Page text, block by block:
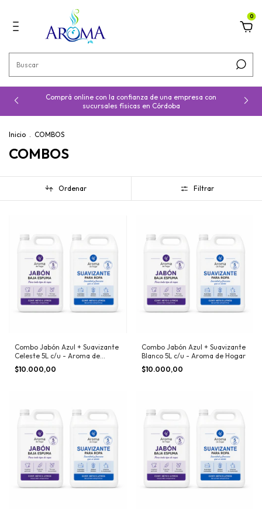
0
Comprá online con la confianza de una empresa con
sucursales físicas en Córdoba
Inicio . COMBOS
COMBOS
Ordenar Filtrar
Combo Jabón Azul + Suavizante
Celeste 5L c/u - Aroma de
Hogar
$10.000,00
Combo Jabón Azul + Suavizante
Blanco 5L c/u - Aroma de Hogar
$10.000,00